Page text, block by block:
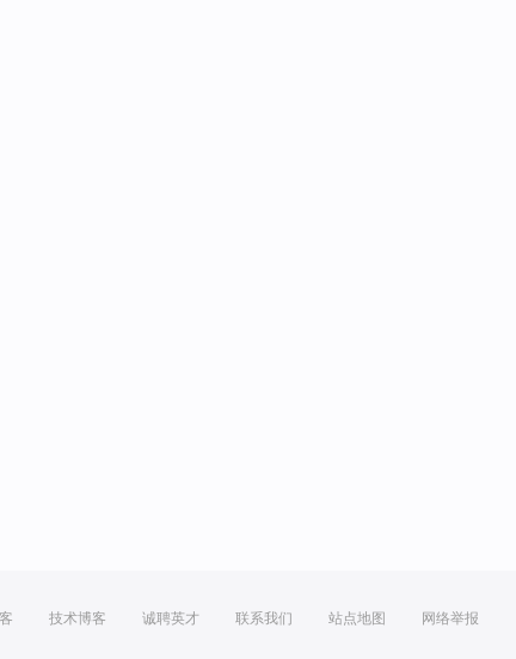
技术博客 诚聘英才 联系我们 站点地图 网络举报